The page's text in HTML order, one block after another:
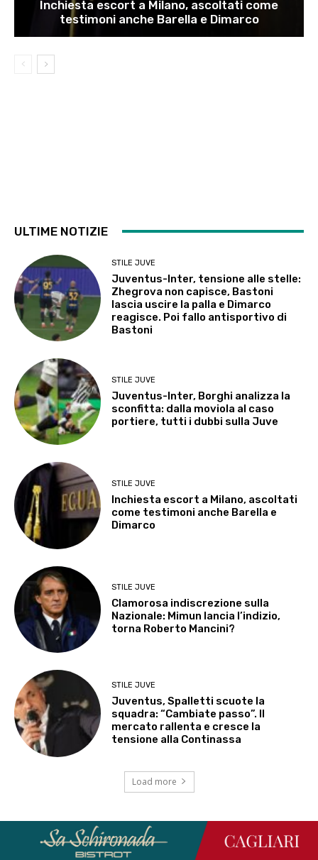
Inchiesta escort a Milano, ascoltati come
testimoni anche Barella e Dimarco
ULTIME NOTIZIE
STILE JUVE
Juventus-Inter, tensione alle stelle:
Zhegrova non capisce, Bastoni
lascia uscire la palla e Dimarco
reagisce. Poi fallo antisportivo di
Bastoni
STILE JUVE
Juventus-Inter, Borghi analizza la
sconfitta: dalla moviola al caso
portiere, tutti i dubbi sulla Juve
STILE JUVE
Inchiesta escort a Milano, ascoltati
come testimoni anche Barella e
Dimarco
STILE JUVE
Clamorosa indiscrezione sulla
Nazionale: Mimun lancia l’indizio,
torna Roberto Mancini?
STILE JUVE
Juventus, Spalletti scuote la
squadra: “Cambiate passo”. Il
mercato rallenta e cresce la
tensione alla Continassa
Load more